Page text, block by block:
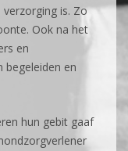
is. Zo
Ook na het
en
begeleiden en
hun gebit gaaf